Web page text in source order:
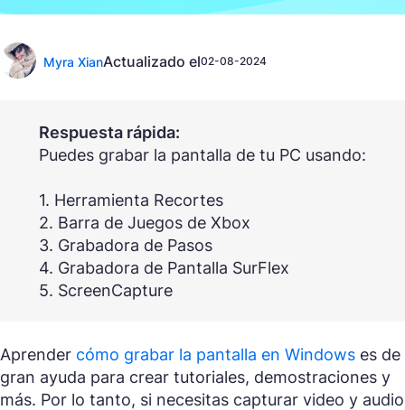
Myra XianActualizado el02-08-2024
Respuesta rápida:
Puedes grabar la pantalla de tu PC usando:
1. Herramienta Recortes
2. Barra de Juegos de Xbox
3. Grabadora de Pasos
4. Grabadora de Pantalla SurFlex
5. ScreenCapture
Aprender cómo grabar la pantalla en Windows es de
gran ayuda para crear tutoriales, demostraciones y
más. Por lo tanto, si necesitas capturar video y audio